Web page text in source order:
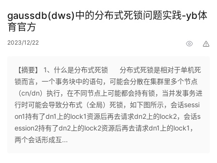
gaussdb(dws)中的分布式死锁问题实践-yb体
育官方
2023/12/22
【摘要】 1、什么是分布式死锁 分布式死锁是相对于单机死
锁而言，一个事务块中的语句，可能会分散在集群里多个节点
（cn/dn）执行，在不同节点上可能都会持有锁，当并发事务进
行时可能会导致分布式（全局）死锁，如下图所示，会话sessi
on1持有了dn1上的lock1资源后再去请求dn2上的lock2，会话s
ession2持有了dn2上的lock2资源后再去请求dn1上的lock1，
两个会话形成互...